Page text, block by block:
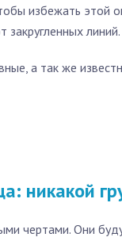
избежать этой
линий.
а так же
никакой
чертами. Они